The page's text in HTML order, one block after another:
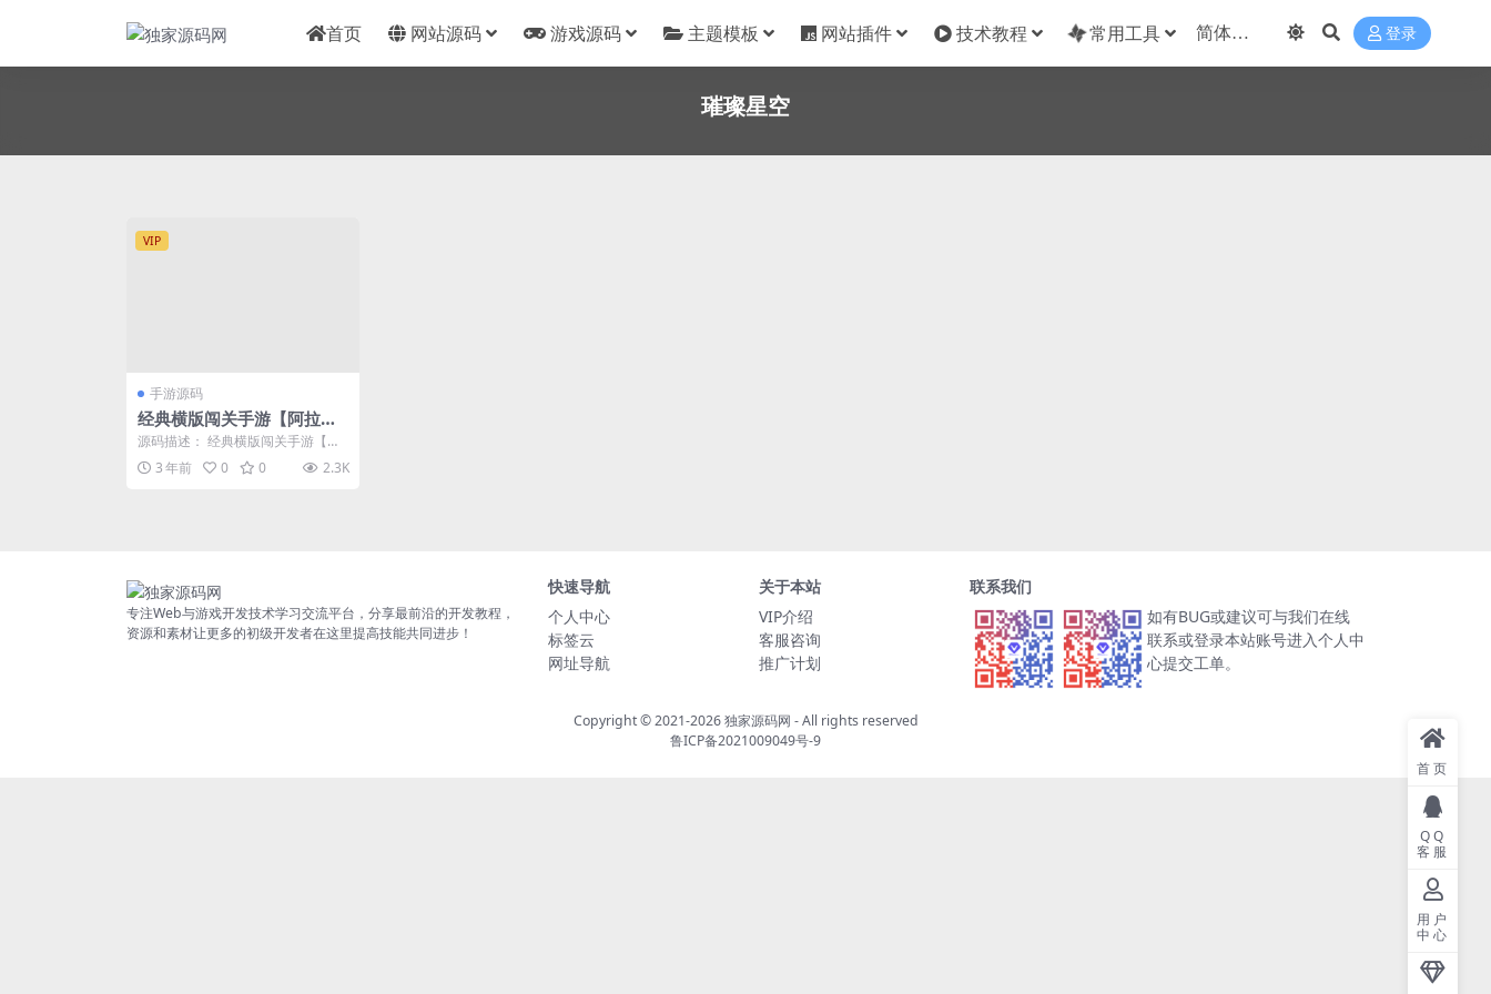
首页 网站源码 游戏源码 主题模板 网站插件 技术教程 常用工具 登录
璀璨星空
VIP
手游源码
经典横版闯关手游【阿拉德
之怒璀璨星空版本】最新Lin
ux手工服务端源码+安卓苹
果双端
源码描述： 经典横版闯关手游【阿
拉德之怒二觉三觉版本】打包Linux
手工端+完整...
3 年前 0 0 2.3K
专注Web与游戏开发技术学习交流平台，分享最前沿的开发教程，
资源和素材让更多的初级开发者在这里提高技能共同进步！
快速导航
个人中心
标签云
网址导航
关于本站
VIP介绍
客服咨询
推广计划
联系我们
如有BUG或建议可与我们在线
联系或登录本站账号进入个人中
心提交工单。
Copyright © 2021-2026独家源码网 - All rights reserved
鲁ICP备2021009049号-9
首页
QQ
客服
用户
中心